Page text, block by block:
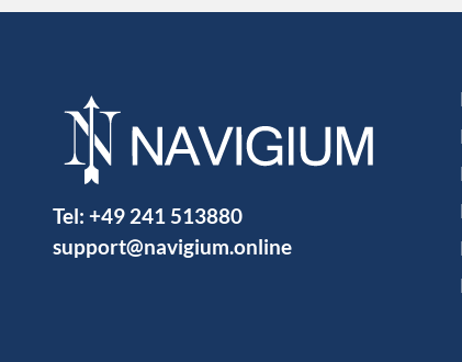
Tel: +49 241 513880
support@navigium.online